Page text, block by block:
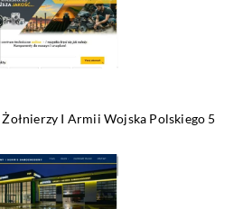
I Armii Wojska Polskiego 5